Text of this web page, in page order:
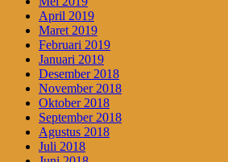
April 2019
Maret 2019
Februari 2019
Januari 2019
Desember 2018
November 2018
Oktober 2018
September 2018
Agustus 2018
Juli 2018